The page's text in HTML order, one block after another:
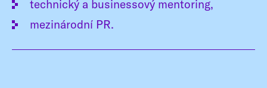
technický a businessový mentoring,
mezinárodní PR.